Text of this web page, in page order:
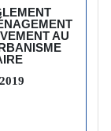
AU
2019